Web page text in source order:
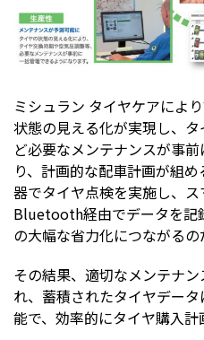
ミシュラン タイヤケアによ
状態の見える化が実現し、
ど必要なメンテナンスが事
り、計画的な配車計画が組
器でタイヤ点検を実施し、
Bluetooth経由でデータを記
の大幅な省力化につながるの
その結果、適切なメンテナ
れ、蓄積されたタイヤデー
能で、効率的にタイヤ購入計